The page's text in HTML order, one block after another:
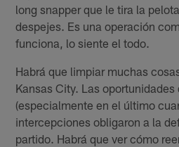
long snapper que le tira la
despejes. Es una operación
funciona, lo siente el todo.
Habrá que limpiar muchas
Kansas City. Las
(especialmente en el último
intercepciones obligaron a la
partido. Habrá que ver cómo